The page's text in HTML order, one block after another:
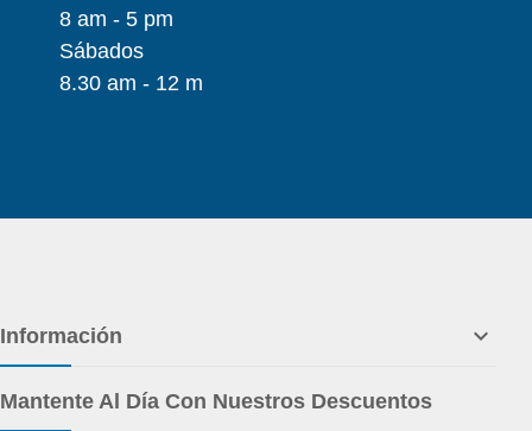
8 am - 5 pm
Sábados
8.30 am - 12 m
Información 
Mantente Al Día Con Nuestros Descuentos